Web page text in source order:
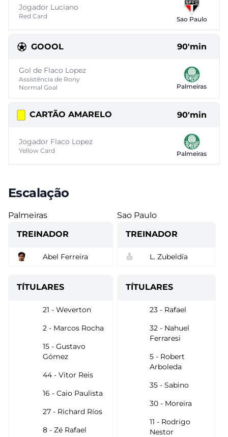
Jogador Luciano
Red Card Sao Paulo
GOOOL 90'min
Gol de Flaco Lopez
Assistência de Rony
Normal Goal
Palmeiras
CARTÃO AMARELO 90'min
Jogador Flaco Lopez
Yellow Card Palmeiras
Escalação
Palmeiras
TREINADOR
Abel Ferreira
TÍTULARES
21 - Weverton
2 - Marcos Rocha
15 - Gustavo
Gómez
44 - Vitor Reis
16 - Caio Paulista
27 - Richard Ríos
8 - Zé Rafael
Sao Paulo
TREINADOR
L. Zubeldía
TÍTULARES
23 - Rafael
32 - Nahuel
Ferraresi
5 - Robert
Arboleda
35 - Sabino
30 - Moreira
11 - Rodrigo
Nestor